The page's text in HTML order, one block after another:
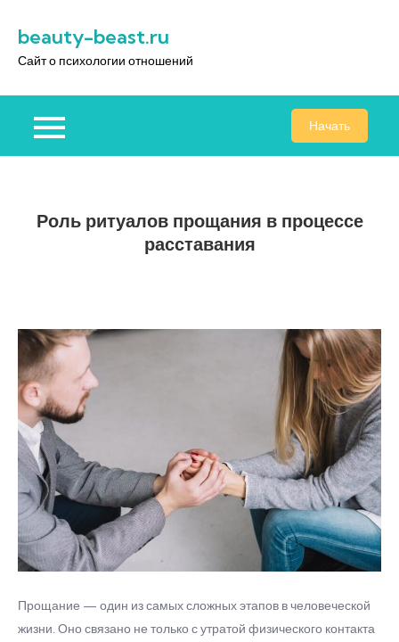
содержимому
beauty-beast.ru
Сайт о психологии отношений
Начать
Роль ритуалов прощания в процессе
расставания
Прощание — один из самых сложных этапов в человеческой
жизни. Оно связано не только с утратой физического контакта